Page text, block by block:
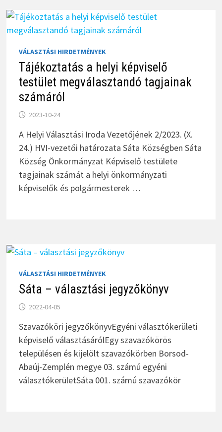
VÁLASZTÁSI HIRDETMÉNYEK
Tájékoztatás a helyi képviselő
testület megválasztandó tagjainak
számáról
2023-10-24
A Helyi Választási Iroda Vezetőjének 2/2023. (X.
24.) HVI-vezetői határozata Sáta Községben Sáta
Község Önkormányzat Képviselő testülete
tagjainak számát a helyi önkormányzati
képviselők és polgármesterek …
VÁLASZTÁSI HIRDETMÉNYEK
Sáta – választási jegyzőkönyv
2022-04-05
Szavazóköri jegyzőkönyvEgyéni választókerületi
képviselő választásárólEgy szavazókörös
településen és kijelölt szavazókörben Borsod-
Abaúj-Zemplén megye 03. számú egyéni
választókerületSáta 001. számú szavazókör